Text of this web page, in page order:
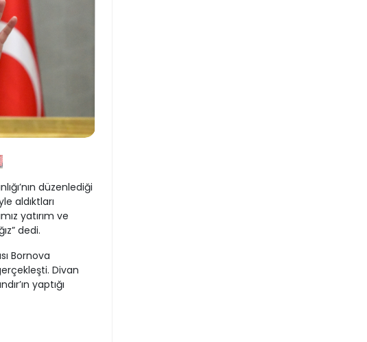
düzenlediği
aldıktları
yatırım ve
dedi.
Bornova
Divan
yaptığı